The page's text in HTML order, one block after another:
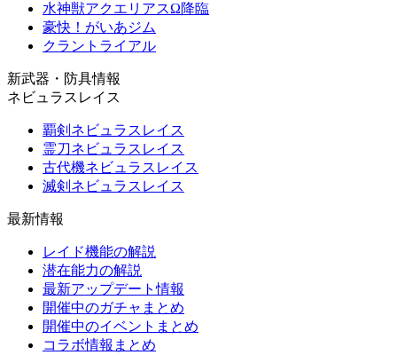
水神獣アクエリアスΩ降臨
豪快！がいあジム
クラントライアル
新武器・防具情報
ネビュラスレイス
覇剣ネビュラスレイス
霊刀ネビュラスレイス
古代機ネビュラスレイス
滅剣ネビュラスレイス
最新情報
レイド機能の解説
潜在能力の解説
最新アップデート情報
開催中のガチャまとめ
開催中のイベントまとめ
コラボ情報まとめ